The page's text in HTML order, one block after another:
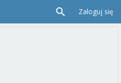
Zaloguj się